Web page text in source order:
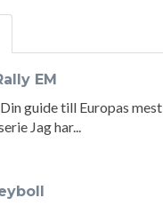
EM
guide till Europas mest
Jag har...